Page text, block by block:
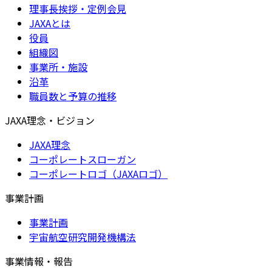
理事長挨拶・定例会見
JAXAとは
役員
組織図
事業所・施設
沿革
職員数と予算の推移
JAXA理念・ビジョン
JAXA理念
コーポレートスローガン
コーポレートロゴ（JAXAロゴ）
事業計画
事業計画
宇宙航空研究開発機構法
事業情報・報告